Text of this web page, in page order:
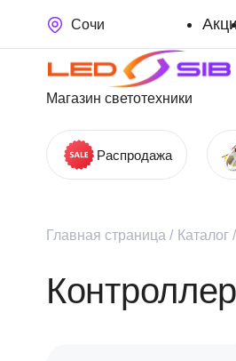
Сочи
Магазин светотехники
Распродажа
Главная страница / Каталог /